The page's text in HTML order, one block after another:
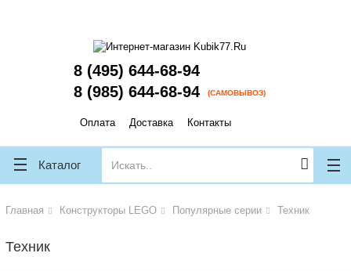
8 (495) 644-68-94
8 (985) 644-68-94
(САМОВЫВОЗ)
Оплата Доставка Контакты
Каталог
Главная Конструкторы LEGO Популярные серии Техник
Техник